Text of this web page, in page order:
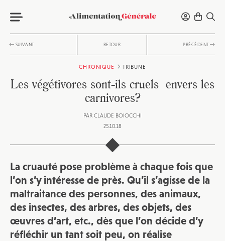
SUIVANT RETOUR PRÉCÉDENT
CHRONIQUE TRIBUNE
Les végétivores sont-ils cruels envers les
carnivores?
PAR CLAUDE BOIOCCHI
25.10.18
La cruauté pose problème à chaque fois que
l’on s’y intéresse de près. Qu’il s’agisse de la
maltraitance des personnes, des animaux,
des insectes, des arbres, des objets, des
œuvres d’art, etc., dès que l’on décide d’y
réfléchir un tant soit peu, on réalise